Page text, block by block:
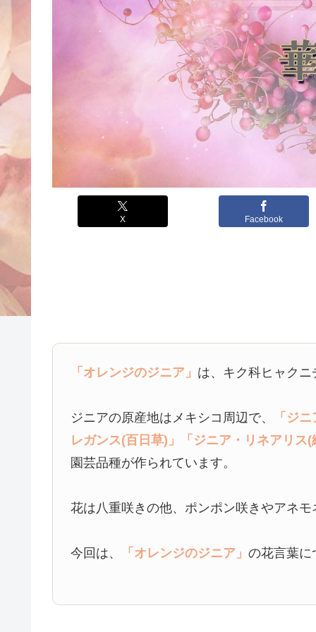
X Facebook
「オレンジのジニア」 は、キク科ヒャクニ
ジニアの原産地はメキシコ周辺で、 「ジ
レガンス(百日草)」
「ジニア・リネアリス(
園芸品種が作られています。
花は八重咲きの他、ポンポン咲きやアネ
今回は、 「オレンジのジニア」の花言葉に